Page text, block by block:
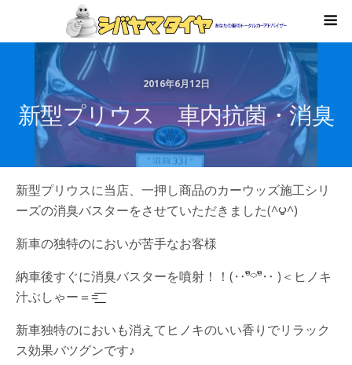
2016年6月12日
新型プリウス 車内抗菌・消臭
新型プリウスに当店、一押し商品のカーウッズ施工シリ
ーズの消臭バスターをさせていただきました(^౪^)
新車の独特のにおいが苦手なお客様
納車後すぐに消臭バスターを噴射！！(‥ºั⌔ºั‥ )＜ヒノキ
汁ぶしゃー＝=͟͟͞͞
新車独特のにおいも消えてヒノキのいい香りでリラック
ス効果バツグンです♪